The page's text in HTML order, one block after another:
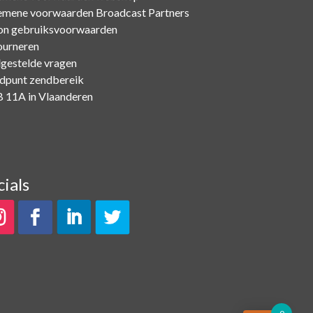
voorwaarden Broadcast Partners
gebruiksvoorwaarden
vragen
zendbereik
11A in Vlaanderen